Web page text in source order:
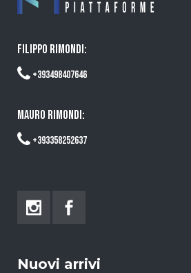
FILIPPO RIMONDI:
+393498407646
MAURO RIMONDI:
+393358252637
Nuovi arrivi